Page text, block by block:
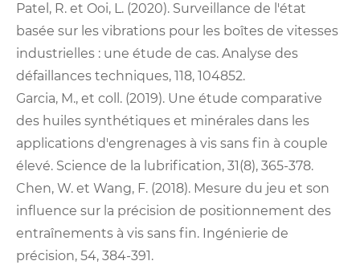
Patel, R. et Ooi, L. (2020). Surveillance de l'état
basée sur les vibrations pour les boîtes de vitesses
industrielles : une étude de cas. Analyse des
défaillances techniques, 118, 104852.
Garcia, M., et coll. (2019). Une étude comparative
des huiles synthétiques et minérales dans les
applications d'engrenages à vis sans fin à couple
élevé. Science de la lubrification, 31(8), 365-378.
Chen, W. et Wang, F. (2018). Mesure du jeu et son
influence sur la précision de positionnement des
entraînements à vis sans fin. Ingénierie de
précision, 54, 384-391.